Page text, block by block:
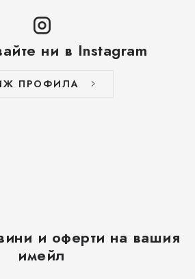
ни в Instagram
ПРОФИЛА
и оферти на вашия
имейл